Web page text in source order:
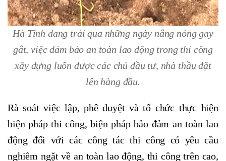
Hà Tĩnh đang trải qua những ngày nắng nóng gay
gắt, việc đảm bảo an toàn lao động trong thi công
xây dựng luôn được các chủ đầu tư, nhà thầu đặt
lên hàng đầu.
Rà soát việc lập, phê duyệt và tổ chức thực hiện
biện pháp thi công, biện pháp bảo đảm an toàn lao
động đối với các công tác thi công có yêu cầu
nghiêm ngặt về an toàn lao động, thi công trên cao,